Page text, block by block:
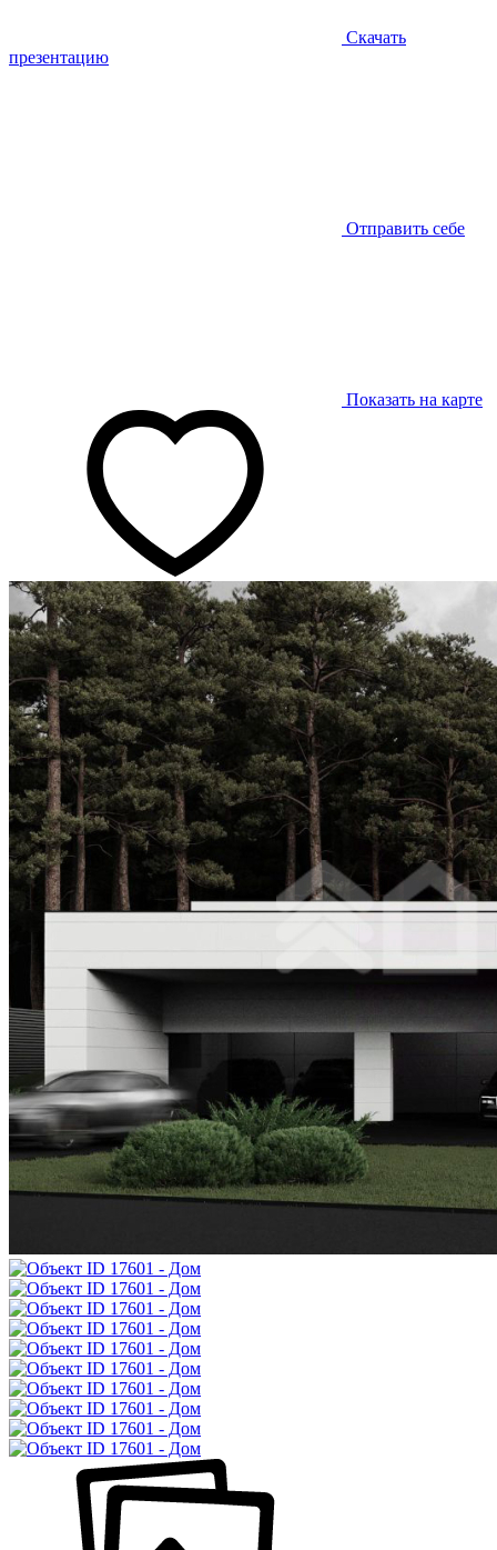
Скачать
презентацию
Отправить себе
Показать на карте